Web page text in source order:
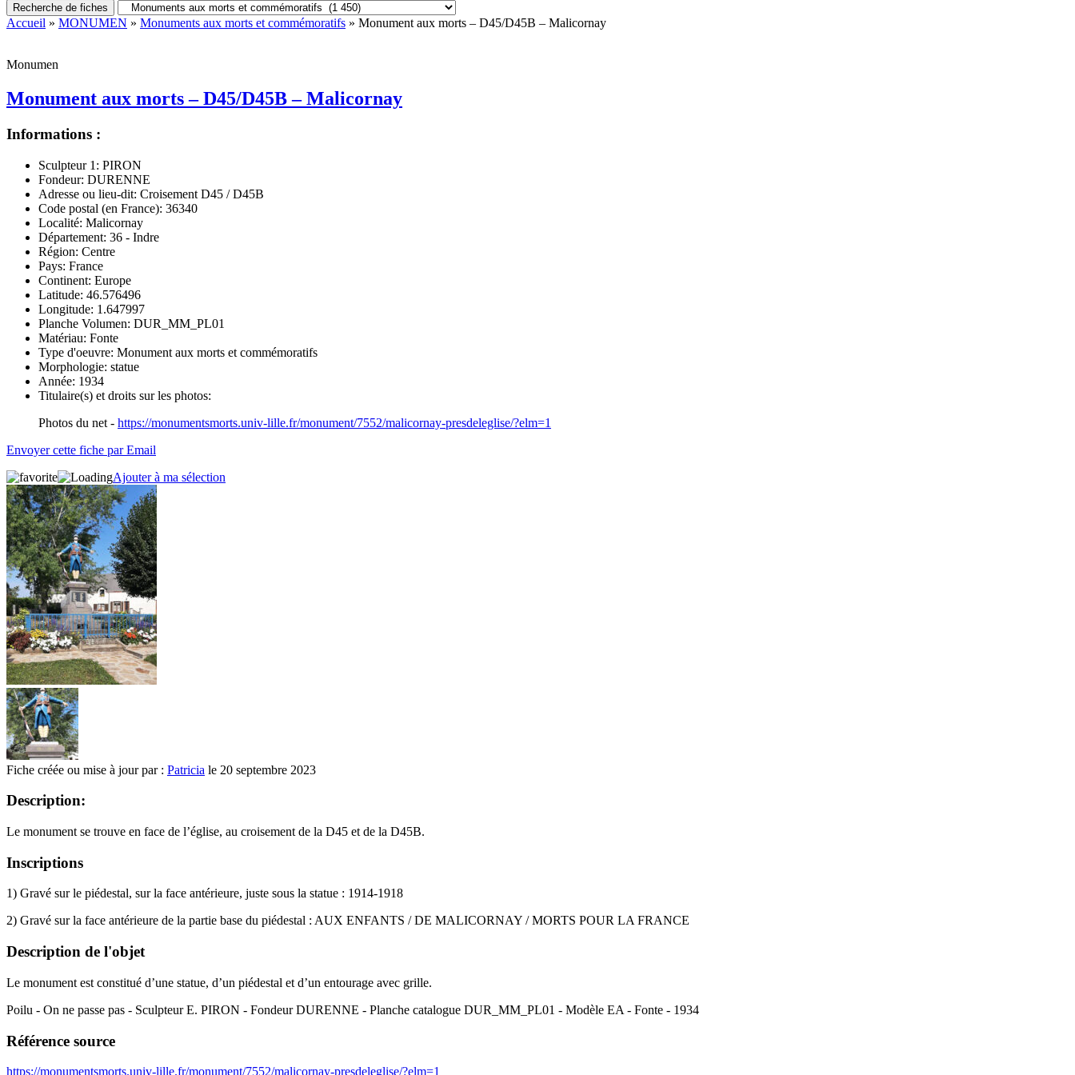
Recherche de fiches
Accueil » MONUMEN » Monuments aux morts et commémoratifs » Monument aux morts – D45/D45B – Malicornay
Monumen
Monument aux morts – D45/D45B – Malicornay
Informations :
Sculpteur 1: PIRON
Fondeur: DURENNE
Adresse ou lieu-dit: Croisement D45 / D45B
Code postal (en France): 36340
Localité: Malicornay
Département: 36 - Indre
Région: Centre
Pays: France
Continent: Europe
Latitude: 46.576496
Longitude: 1.647997
Planche Volumen: DUR_MM_PL01
Matériau: Fonte
Type d'oeuvre: Monument aux morts et commémoratifs
Morphologie: statue
Année: 1934
Titulaire(s) et droits sur les photos:
Photos du net - https://monumentsmorts.univ-lille.fr/monument/7552/malicornay-presdeleglise/?elm=1
Envoyer cette fiche par Email
Ajouter à ma sélection
Fiche créée ou mise à jour par : Patricia le 20 septembre 2023
Description:
Le monument se trouve en face de l’église, au croisement de la D45 et de la D45B.
Inscriptions
1) Gravé sur le piédestal, sur la face antérieure, juste sous la statue : 1914-1918
2) Gravé sur la face antérieure de la partie base du piédestal : AUX ENFANTS / DE MALICORNAY / MORTS POUR LA FRANCE
Description de l'objet
Le monument est constitué d’une statue, d’un piédestal et d’un entourage avec grille.
Poilu - On ne passe pas - Sculpteur E. PIRON - Fondeur DURENNE - Planche catalogue DUR_MM_PL01 - Modèle EA - Fonte - 1934
Référence source
https://monumentsmorts.univ-lille.fr/monument/7552/malicornay-presdeleglise/?elm=1